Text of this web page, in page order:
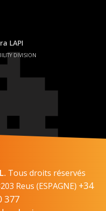
LAPI
DIVISION
Tous droits réservés
Reus (ESPAGNE) +34
377